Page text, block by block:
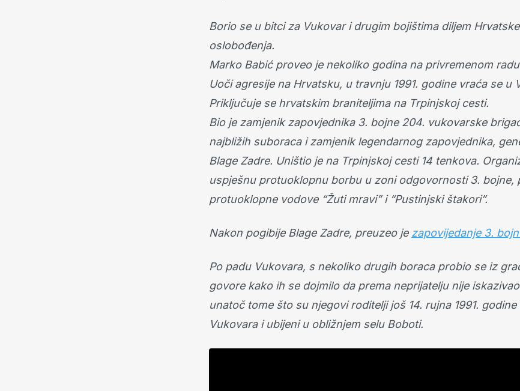
Borio se u bitci za Vukovar i drugim bojištima diljem
oslobođenja.
Marko Babić proveo je nekoliko godina na privremenom
Uoči agresije na Hrvatsku, u travnju 1991. godine vraća se u
Priključuje se hrvatskim braniteljima na Trpinjskoj cesti.
Bio je zamjenik zapovjednika 3. bojne 204. vukovarske
najbližih suboraca i zamjenik legendarnog zapovjednika,
Blage Zadre. Uništio je na Trpinjskoj cesti 14 tenkova.
uspješnu protuoklopnu borbu u zoni odgovornosti 3. bojne,
protuoklopne vodove “Žuti mravi” i “Pustinjski štakori”.
Nakon pogibije Blage Zadre, preuzeo je zapovijedanje 3.
Po padu Vukovara, s nekoliko drugih boraca probio se iz
govore kako ih se dojmilo da prema neprijatelju nije
unatoč tome što su njegovi roditelji još 14. rujna 1991.
Vukovara i ubijeni u obližnjem selu Boboti.